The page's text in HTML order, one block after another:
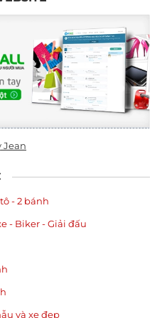
Jean
- 2 bánh
- Biker - Giải đấu
và xe đẹp